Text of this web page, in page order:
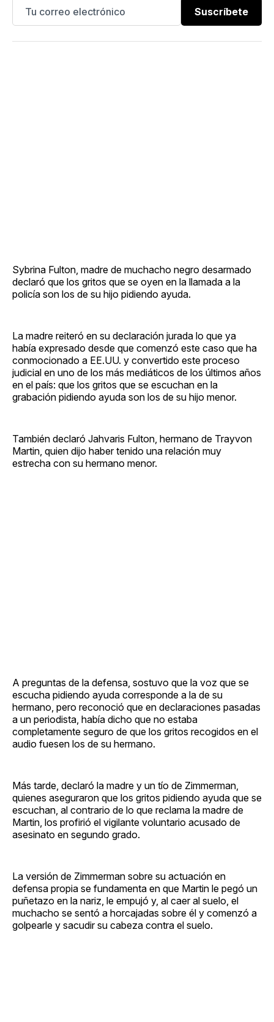
Suscríbete
Sybrina Fulton, madre de muchacho negro desarmado
declaró que los gritos que se oyen en la llamada a la
policía son los de su hijo pidiendo ayuda.
La madre reiteró en su declaración jurada lo que ya
había expresado desde que comenzó este caso que ha
conmocionado a EE.UU. y convertido este proceso
judicial en uno de los más mediáticos de los últimos años
en el país: que los gritos que se escuchan en la
grabación pidiendo ayuda son los de su hijo menor.
También declaró Jahvaris Fulton, hermano de Trayvon
Martin, quien dijo haber tenido una relación muy
estrecha con su hermano menor.
A preguntas de la defensa, sostuvo que la voz que se
escucha pidiendo ayuda corresponde a la de su
hermano, pero reconoció que en declaraciones pasadas
a un periodista, había dicho que no estaba
completamente seguro de que los gritos recogidos en el
audio fuesen los de su hermano.
Más tarde, declaró la madre y un tío de Zimmerman,
quienes aseguraron que los gritos pidiendo ayuda que se
escuchan, al contrario de lo que reclama la madre de
Martin, los profirió el vigilante voluntario acusado de
asesinato en segundo grado.
La versión de Zimmerman sobre su actuación en
defensa propia se fundamenta en que Martin le pegó un
puñetazo en la nariz, le empujó y, al caer al suelo, el
muchacho se sentó a horcajadas sobre él y comenzó a
golpearle y sacudir su cabeza contra el suelo.